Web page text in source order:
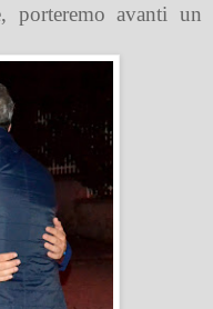
porteremo avanti un